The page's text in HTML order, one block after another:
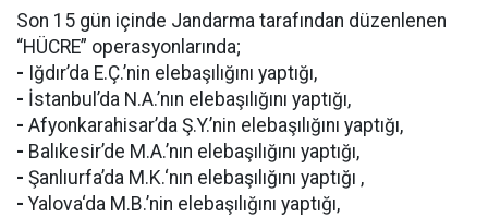
Son 15 gün içinde Jandarma tarafından düzenlenen
“HÜCRE” operasyonlarında;
- Iğdır’da E.Ç.’nin elebaşılığını yaptığı,
- İstanbul’da N.A.’nın elebaşılığını yaptığı,
- Afyonkarahisar’da Ş.Y.’nin elebaşılığını yaptığı,
- Balıkesir’de M.A.’nın elebaşılığını yaptığı,
- Şanlıurfa’da M.K.‘nın elebaşılığını yaptığı ,
- Yalova‘da M.B.’nin elebaşılığını yaptığı,